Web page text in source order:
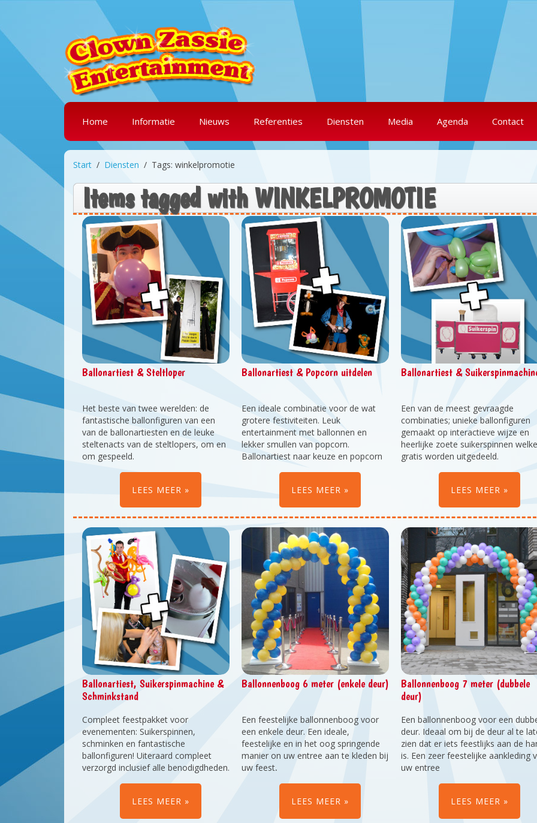
Home Informatie Nieuws Referenties Diensten Media Agenda Contact
Start Diensten Tags: winkelpromotie
Items tagged with WINKELPROMOTIE
Ballonartiest & Steltloper
Het beste van twee werelden: de
fantastische ballonfiguren van een
van de ballonartiesten en de leuke
steltenacts van de steltlopers, om en
om gespeeld.
LEES MEER
Ballonartiest & Popcorn uitdelen
Een ideale combinatie voor de wat
grotere festiviteiten. Leuk
entertainment met ballonnen en
lekker smullen van popcorn.
Ballonartiest naar keuze en popcorn
LEES MEER
Ballonartiest &
Een van de meest gevraagde
combinaties; unieke ballonfiguren
gemaakt op interactieve wijze en
heerlijke zoete suikerspinnen
gratis worden uitgedeeld.
LEES MEER
Ballonartiest, Suikerspinmachine &
Schminkstand
Compleet feestpakket voor
evenementen: Suikerspinnen,
schminken en fantastische
ballonfiguren! Uiteraard compleet
verzorgd inclusief alle benodigdheden.
LEES MEER
Ballonnenboog 6 meter (enkele deur)
Een feestelijke ballonnenboog voor
een enkele deur. Een ideale,
feestelijke en in het oog springende
manier on uw entree aan te kleden bij
uw feest.
LEES MEER
Ballonnenboog 7 meter (dubbele
deur)
Een ballonnenboog voor een
deur. Ideaal om bij de deur al te
zien dat er iets feestlijks aan de
is. Een zeer feestelijke aankleding
uw entree
LEES MEER